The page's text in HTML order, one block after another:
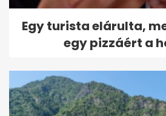
Egy turista elárulta,
egy pizzáért a